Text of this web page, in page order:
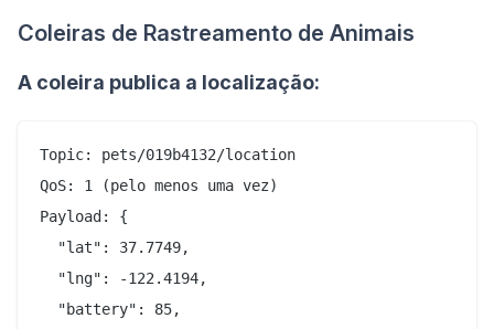
Coleiras de Rastreamento de Animais
A coleira publica a localização:
Topic: pets/019b4132/location
QoS: 1 (pelo menos uma vez)
Payload: {
  "lat": 37.7749,
  "lng": -122.4194,
  "battery": 85,